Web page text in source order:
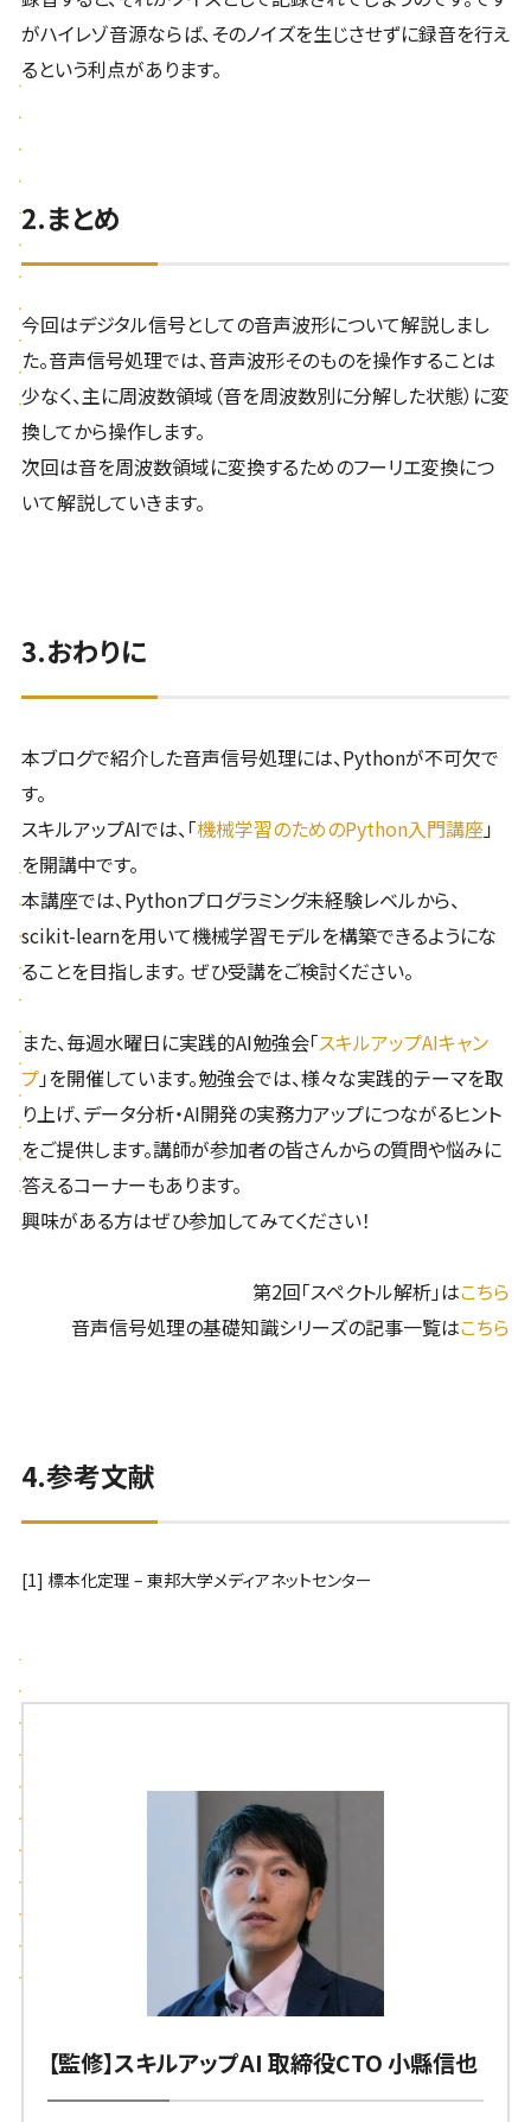
がハイレゾ音源ならば、そのノイズを生じさせずに録音を行え
るという利点があります。
2.まとめ
今回はデジタル信号としての音声波形について解説しまし
た。音声信号処理では、音声波形そのものを操作することは
少なく、主に周波数領域（音を周波数別に分解した状態）に変
換してから操作します。
次回は音を周波数領域に変換するためのフーリエ変換につ
いて解説していきます。
3.おわりに
本ブログで紹介した音声信号処理には、Pythonが不可欠で
す。
スキルアップAIでは、「機械学習のためのPython入門講座」
を開講中です。
本講座では、Pythonプログラミング未経験レベルから、
scikit-learnを用いて機械学習モデルを構築できるようにな
ることを目指します。 ぜひ受講をご検討ください。
また、毎週水曜日に実践的AI勉強会「スキルアップAIキャン
プ」を開催しています。勉強会では、様々な実践的テーマを取
り上げ、データ分析・AI開発の実務力アップにつながるヒント
をご提供します。講師が参加者の皆さんからの質問や悩みに
答えるコーナーもあります。
興味がある方はぜひ参加してみてください！
第2回「スペクトル解析」はこちら
音声信号処理の基礎知識シリーズの記事一覧はこちら
4.参考文献
[1] 標本化定理 – 東邦大学メディアネットセンター
【監修】スキルアップAI 取締役CTO 小縣信也